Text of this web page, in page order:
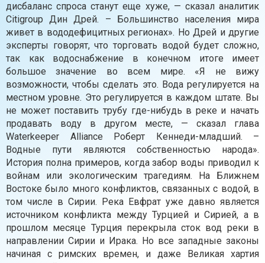
дисбаланс спроса станут еще хуже, — сказал аналитик
Citigroup Дин Дрей. – Большинство населения мира
живет в вододефицитных регионах». Но Дрей и другие
эксперты говорят, что торговать водой будет сложно,
так как водоснабжение в конечном итоге имеет
большое значение во всем мире. «Я не вижу
возможности, чтобы сделать это. Вода регулируется на
местном уровне. Это регулируется в каждом штате. Вы
не может поставить трубу где-нибудь в реке и начать
продавать воду в другом месте, — сказал глава
Waterkeeper Alliance Роберт Кеннеди-младший. –
Водные пути являются собственностью народа».
История полна примеров, когда забор воды приводил к
войнам или экологическим трагедиям. На Ближнем
Востоке было много конфликтов, связанных с водой, в
том числе в Сирии. Река Евфрат уже давно является
источником конфликта между Турцией и Сирией, а в
прошлом месяце Турция перекрыла сток вод реки в
направлении Сирии и Ирака. Но все западные законы
начиная с римских времен, и даже Великая хартия